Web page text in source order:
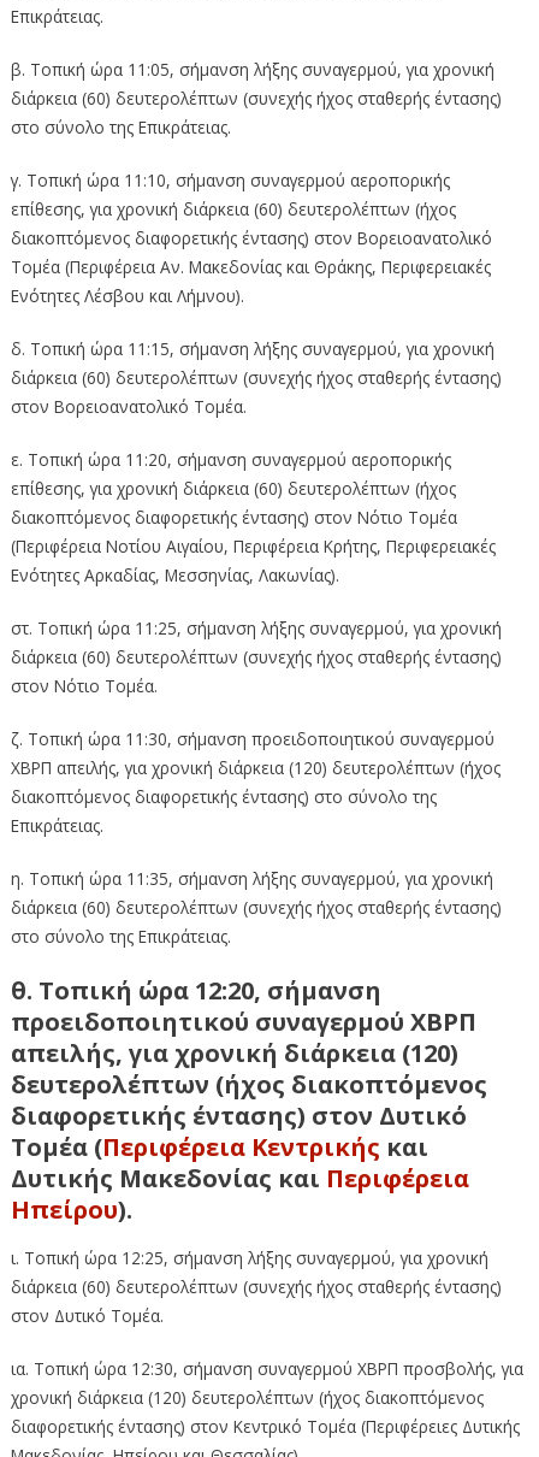
Επικράτειας.
β. Τοπική ώρα 11:05, σήμανση λήξης συναγερμού, για χρονική
διάρκεια (60) δευτερολέπτων (συνεχής ήχος σταθερής έντασης)
στο σύνολο της Επικράτειας.
γ. Τοπική ώρα 11:10, σήμανση συναγερμού αεροπορικής
επίθεσης, για χρονική διάρκεια (60) δευτερολέπτων (ήχος
διακοπτόμενος διαφορετικής έντασης) στον Βορειοανατολικό
Τομέα (Περιφέρεια Αν. Μακεδονίας και Θράκης, Περιφερειακές
Ενότητες Λέσβου και Λήμνου).
δ. Τοπική ώρα 11:15, σήμανση λήξης συναγερμού, για χρονική
διάρκεια (60) δευτερολέπτων (συνεχής ήχος σταθερής έντασης)
στον Βορειοανατολικό Τομέα.
ε. Τοπική ώρα 11:20, σήμανση συναγερμού αεροπορικής
επίθεσης, για χρονική διάρκεια (60) δευτερολέπτων (ήχος
διακοπτόμενος διαφορετικής έντασης) στον Νότιο Τομέα
(Περιφέρεια Νοτίου Αιγαίου, Περιφέρεια Κρήτης, Περιφερειακές
Ενότητες Αρκαδίας, Μεσσηνίας, Λακωνίας).
στ. Τοπική ώρα 11:25, σήμανση λήξης συναγερμού, για χρονική
διάρκεια (60) δευτερολέπτων (συνεχής ήχος σταθερής έντασης)
στον Νότιο Τομέα.
ζ. Τοπική ώρα 11:30, σήμανση προειδοποιητικού συναγερμού
ΧΒΡΠ απειλής, για χρονική διάρκεια (120) δευτερολέπτων (ήχος
διακοπτόμενος διαφορετικής έντασης) στο σύνολο της
Επικράτειας.
η. Τοπική ώρα 11:35, σήμανση λήξης συναγερμού, για χρονική
διάρκεια (60) δευτερολέπτων (συνεχής ήχος σταθερής έντασης)
στο σύνολο της Επικράτειας.
θ. Τοπική ώρα 12:20, σήμανση
προειδοποιητικού συναγερμού ΧΒΡΠ
απειλής, για χρονική διάρκεια (120)
δευτερολέπτων (ήχος διακοπτόμενος
διαφορετικής έντασης) στον Δυτικό
Τομέα (Περιφέρεια Κεντρικής και
Δυτικής Μακεδονίας και Περιφέρεια
Ηπείρου).
ι. Τοπική ώρα 12:25, σήμανση λήξης συναγερμού, για χρονική
διάρκεια (60) δευτερολέπτων (συνεχής ήχος σταθερής έντασης)
στον Δυτικό Τομέα.
ια. Τοπική ώρα 12:30, σήμανση συναγερμού ΧΒΡΠ προσβολής, για
χρονική διάρκεια (120) δευτερολέπτων (ήχος διακοπτόμενος
διαφορετικής έντασης) στον Κεντρικό Τομέα (Περιφέρειες Δυτικής